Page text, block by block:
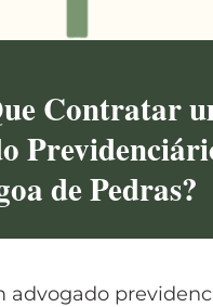
Contratar
de Pedras?
advogado